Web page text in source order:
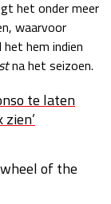
het onder meer
waarvoor
hem indien
na het seizoen.
te laten
of the